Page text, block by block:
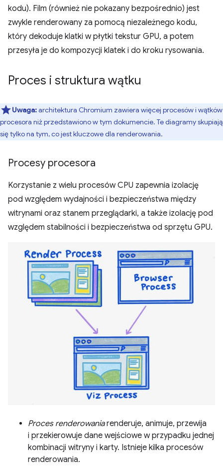
kodu). Film (również nie pokazany bezpośrednio) jest
zwykle renderowany za pomocą niezależnego kodu,
który dekoduje klatki w płytki tekstur GPU, a potem
przesyła je do kompozycji klatek i do kroku rysowania.
Proces i struktura wątku
Uwaga:architektura Chromium zawiera więcej procesów i wątków
procesora niż przedstawiono w tym dokumencie. Te diagramy skupiają
się tylko na tym, co jest kluczowe dla renderowania.
Procesy procesora
Korzystanie z wielu procesów CPU zapewnia izolację
pod względem wydajności i bezpieczeństwa między
witrynami oraz stanem przeglądarki, a także izolację pod
względem stabilności i bezpieczeństwa od sprzętu GPU.
Proces renderowaniarenderuje, animuje, przewija
i przekierowuje dane wejściowe w przypadku jednej
kombinacji witryny i karty. Istnieje kilka procesów
renderowania.